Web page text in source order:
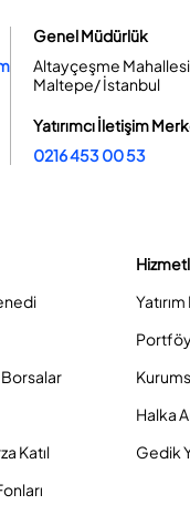
Genel Müdürlük
Altayçeşme Mahallesi,
Maltepe/ İstanbul
Yatırımcı İletişim
0216 453 00 53
Borsalar
Katıl
Halka
Gedik